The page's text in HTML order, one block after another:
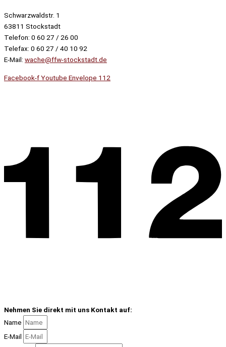
Schwarzwaldstr. 1
63811 Stockstadt
Telefon: 0 60 27 / 26 00
Telefax: 0 60 27 / 40 10 92
E-Mail: wache@ffw-stockstadt.de
Facebook-fYoutube Envelope 112
Nehmen Sie direkt mit uns Kontakt auf:
Name
E-Mail